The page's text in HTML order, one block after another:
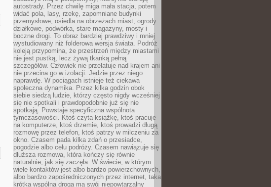
autostrady. Przez chwilę miga mała stacja, potem
widać pola, lasy, rzekę, zapomniane budynki
przemysłowe, osiedla na obrzeżach miast, ogrody
działkowe, podwórka, stare magazyny, mosty i
boczne drogi. To obraz bardziej prawdziwy i mniej
wystudiowany niż folderowa wersja świata. Podróż
koleją przypomina, że przestrzeń między miastami
nie jest pustką, lecz żywą tkanką pełną
szczegółów. Człowiek nie przelatuje nad krajem ani
nie przecina go w izolacji. Jedzie przez niego
naprawdę. W pociągach istnieje też ciekawa
społeczna dynamika. Przez kilka godzin obok
siebie siedzą ludzie, którzy często nigdy wcześniej
się nie spotkali i prawdopodobnie już się nie
spotkają. Powstaje specyficzna wspólnota
tymczasowości. Ktoś czyta książkę, ktoś pracuje
na komputerze, ktoś drzemie, ktoś prowadzi długą
rozmowę przez telefon, ktoś patrzy w milczeniu za
okno. Czasem pada kilka zdań o przesiadce,
pogodzie albo celu podróży. Czasem nawiązuje się
dłuższa rozmowa, która kończy się równie
naturalnie, jak się zaczęła. W świecie, w którym
wiele kontaktów jest albo bardzo powierzchownych,
albo bardzo zapośredniczonych przez internet, taka
krótka wspólna droga ma swój niepowtarzalny